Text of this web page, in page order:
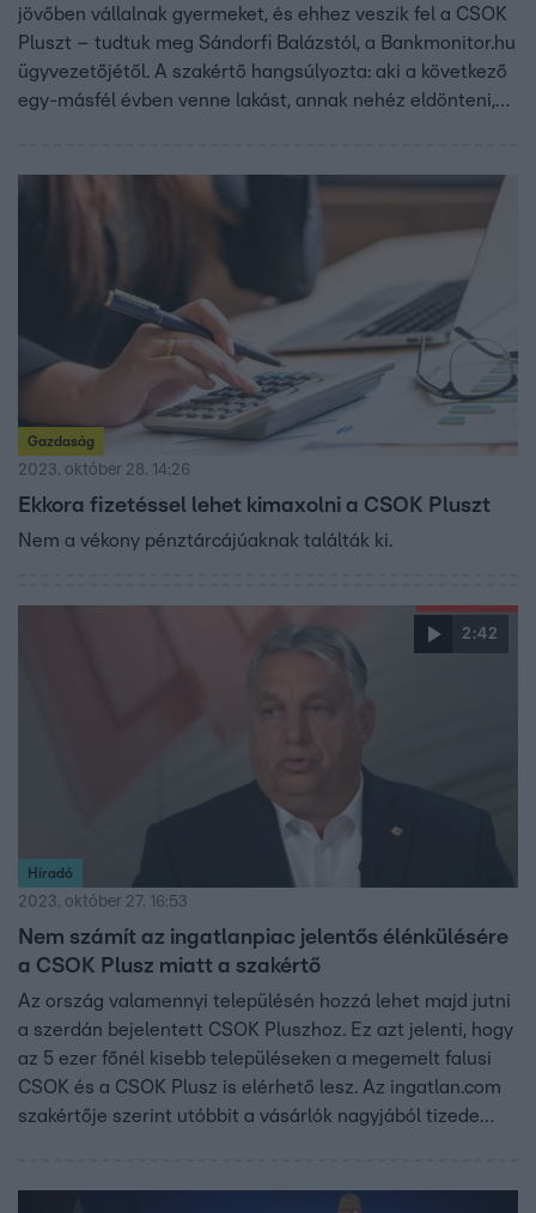
jövőben vállalnak gyermeket, és ehhez veszik fel a CSOK
Pluszt – tudtuk meg Sándorfi Balázstól, a Bankmonitor.hu
ügyvezetőjétől. A szakértő hangsúlyozta: aki a következő
egy-másfél évben venne lakást, annak nehéz eldönteni,
van aki, az idei év feltételei mellett felvehető babaváróval
és CSOK-kal jobban jár, mint a jövő évtől igényelhető új
konstrukcióval. Még több részletért kattintson a videóra!
Gazdaság
2023. október 28. 14:26
Ekkora fizetéssel lehet kimaxolni a CSOK Pluszt
Nem a vékony pénztárcájúaknak találták ki.
2:42
Híradó
2023. október 27. 16:53
Nem számít az ingatlanpiac jelentős élénkülésére
a CSOK Plusz miatt a szakértő
Az ország valamennyi településén hozzá lehet majd jutni
a szerdán bejelentett CSOK Pluszhoz. Ez azt jelenti, hogy
az 5 ezer főnél kisebb településeken a megemelt falusi
CSOK és a CSOK Plusz is elérhető lesz. Az ingatlan.com
szakértője szerint utóbbit a vásárlók nagyjából tizede
támogatásról azt mondta: azzal nem ösztönözni akarják a